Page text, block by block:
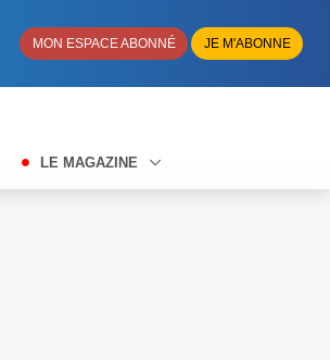
MON ESPACE ABONNÉ JE M'ABONNE
LE MAGAZINE